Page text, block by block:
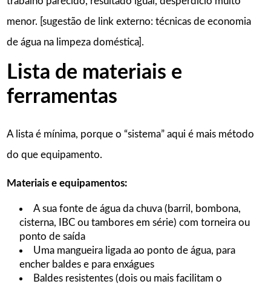
menor. [sugestão de link externo: técnicas de economia
de água na limpeza doméstica].
Lista de materiais e
ferramentas
A lista é mínima, porque o “sistema” aqui é mais método
do que equipamento.
Materiais e equipamentos:
A sua fonte de água da chuva (barril, bombona,
cisterna, IBC ou tambores em série) com torneira ou
ponto de saída
Uma mangueira ligada ao ponto de água, para
encher baldes e para enxágues
Baldes resistentes (dois ou mais facilitam o